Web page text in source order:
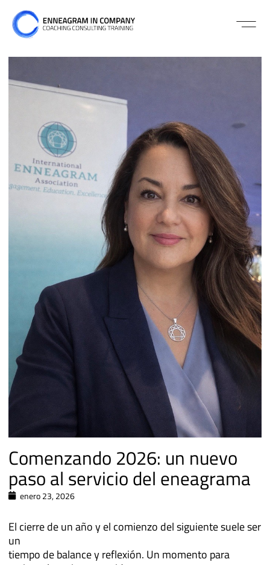
Comenzando 2026: un nuevo
paso al servicio del eneagrama
enero 23, 2026
El cierre de un año y el comienzo del siguiente suele ser
un
tiempo de balance y reflexión. Un momento para